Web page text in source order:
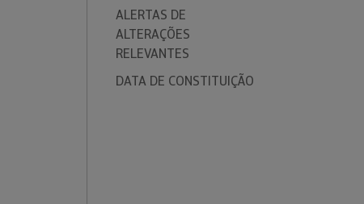
ALERTAS DE
ALTERAÇÕES
RELEVANTES
DATA DE CONSTITUIÇÃO